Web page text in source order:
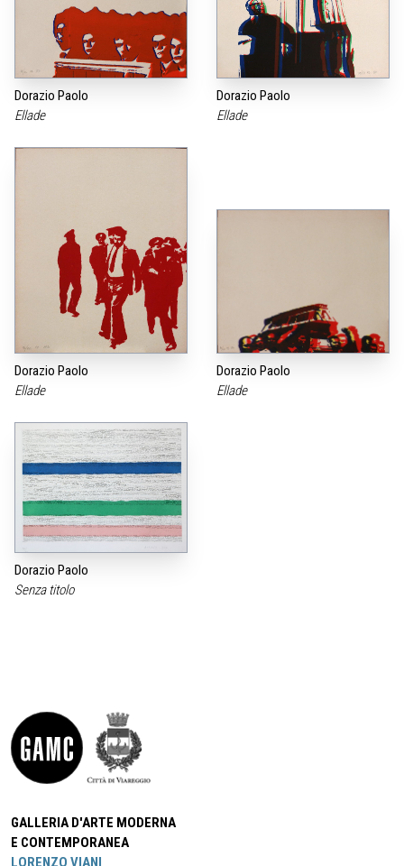
Dorazio Paolo
Ellade
Dorazio Paolo
Ellade
Dorazio Paolo
Ellade
Dorazio Paolo
Ellade
Dorazio Paolo
Senza titolo
GALLERIA D'ARTE MODERNA
E CONTEMPORANEA
LORENZO VIANI